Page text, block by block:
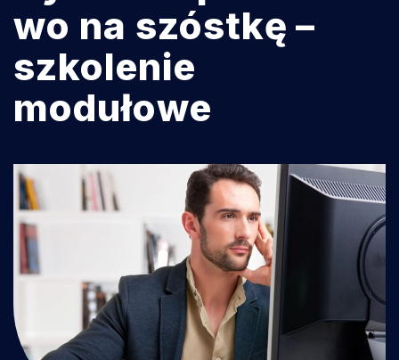
wo na szóstkę –
szkolenie
modułowe